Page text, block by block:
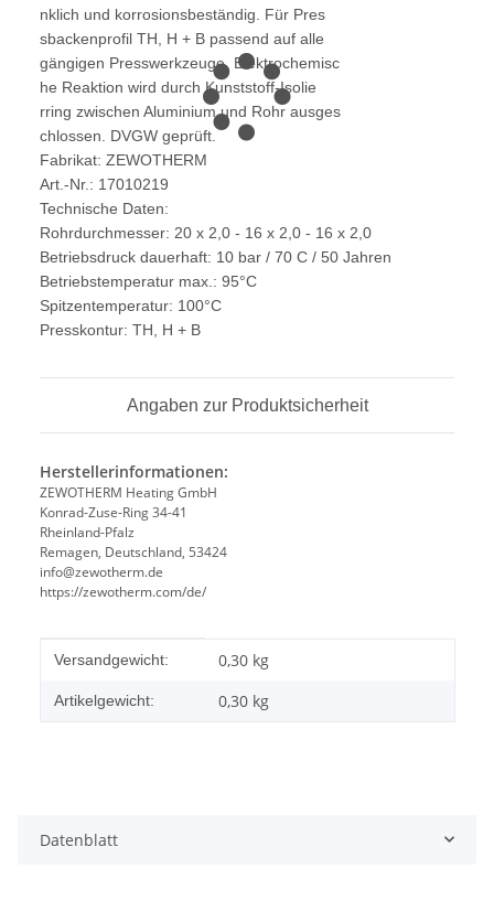
nklich und korrosionsbeständig. Für Pres
sbackenprofil TH, H + B passend auf alle
gängigen Presswerkzeuge. Elektrochemisc
he Reaktion wird durch Kunststoff-Isolie
rring zwischen Aluminium und Rohr ausges
chlossen. DVGW geprüft.
Fabrikat: ZEWOTHERM
Art.-Nr.: 17010219
Technische Daten:
Rohrdurchmesser: 20 x 2,0 - 16 x 2,0 - 16 x 2,0
Betriebsdruck dauerhaft: 10 bar / 70 C / 50 Jahren
Betriebstemperatur max.: 95°C
Spitzentemperatur: 100°C
Presskontur: TH, H + B
Angaben zur Produktsicherheit
Herstellerinformationen:
ZEWOTHERM Heating GmbH
Konrad-Zuse-Ring 34-41
Rheinland-Pfalz
Remagen, Deutschland, 53424
info@zewotherm.de
https://zewotherm.com/de/
Produkteigenschaft
Wert
Versandgewicht: 0,30 kg
Artikelgewicht: 0,30 kg
Datenblatt